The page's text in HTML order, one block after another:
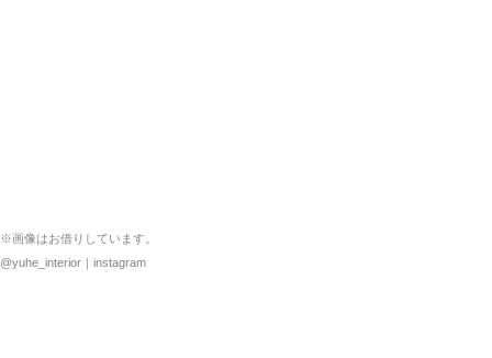
※画像はお借りしています。
@yuhe_interior｜instagram